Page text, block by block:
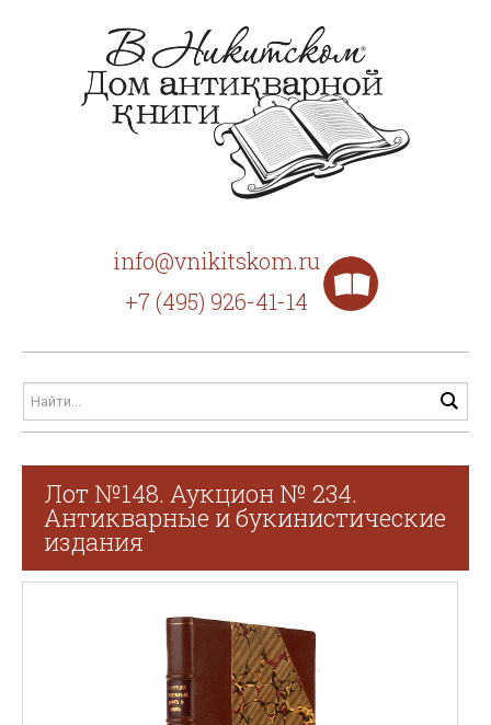
info@vnikitskom.ru
+7 (495) 926-41-14
Лот №148. Аукцион № 234.
Антикварные и букинистические
издания